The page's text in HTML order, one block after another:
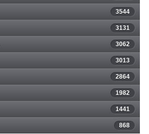
3544
3131
3062
3013
2864
1982
1441
868